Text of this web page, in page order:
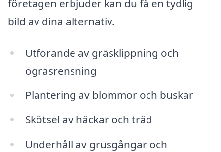
företagen erbjuder kan du få en tydlig
bild av dina alternativ.
Utförande av gräsklippning och
ogräsrensning
Plantering av blommor och buskar
Skötsel av häckar och träd
Underhåll av grusgångar och